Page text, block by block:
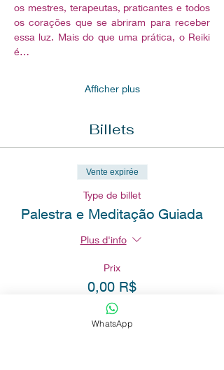
os mestres, terapeutas, praticantes e todos
os corações que se abriram para receber
essa luz. Mais do que uma prática, o Reiki
é…
Afficher plus
Billets
Vente expirée
Type de billet
Palestra e Meditação Guiada
Plus d'info
Prix
0,00 R$
WhatsApp